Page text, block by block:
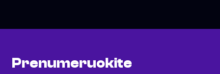
Prenumeruokite